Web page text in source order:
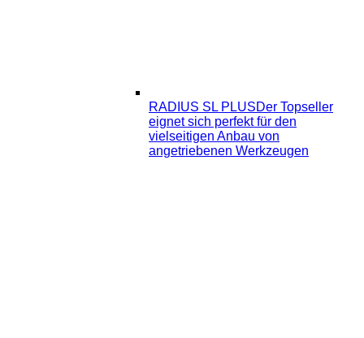
RADIUS SL PLUSDer Topseller
eignet sich perfekt für den
vielseitigen Anbau von
angetriebenen Werkzeugen